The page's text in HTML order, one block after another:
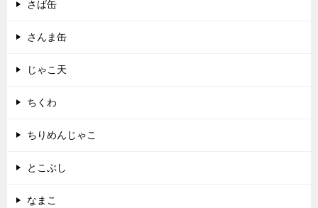
さば缶
さんま缶
じゃこ天
ちくわ
ちりめんじゃこ
とこぶし
なまこ